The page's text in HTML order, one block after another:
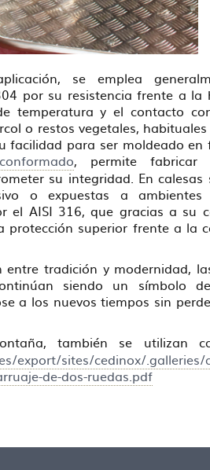
se emplea
por su resistencia frente a la
temperatura y el contacto
o restos vegetales,
facilidad para ser moldeado en
conformado, permite fabricar
su integridad. En calesas
o expuestas a ambientes
el AISI 316, que gracias a su
protección superior frente a la
entre tradición y modernidad,
siendo un símbolo
a los nuevos tiempos sin
también se utilizan
export/sites/cedinox/.galleries/
de-dos-ruedas.pdf